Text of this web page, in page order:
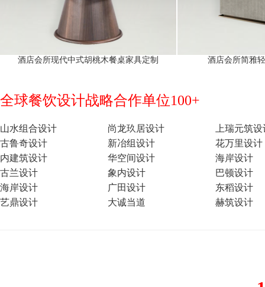
酒店会所现代中式胡桃木餐桌家具定制 酒店会所简雅
全球餐饮设计战略合作单位100+
山水组合设计 尚龙玖居设计
上瑞元筑
古鲁奇设计
新冶组设计
花万里设计
内建筑设计
华空间设计
海岸设计
古兰设计
象内设计
巴顿设计
海岸设计
广田设计
东稻设计
艺鼎设计
大诚当道 赫筑设计